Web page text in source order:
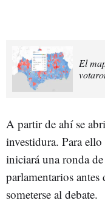
El
A partir de ahí se
investidura. Para
iniciará una ronda
parlamentarios
someterse al debate.